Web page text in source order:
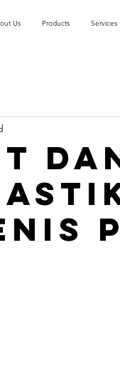
Us Products Services